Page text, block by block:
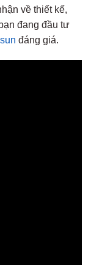
về thiết kế,
đang đầu tư
đáng giá.